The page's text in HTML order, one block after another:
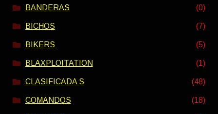
BANDERAS (0)
BICHOS (7)
BIKERS (5)
BLAXPLOITATION (1)
CLASIFICADA S (48)
COMANDOS (18)